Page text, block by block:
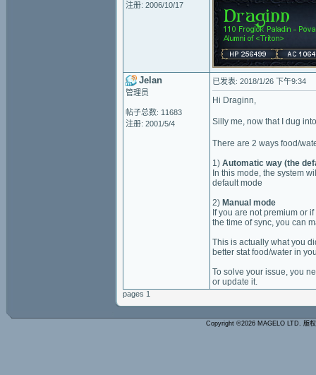
注册: 2006/10/17
Jelan
管理员
帖子总数: 11683
注册: 2001/5/4
已发表: 2018/1/26 下午9:34
Hi Draginn,
Silly me, now that I dug
There are 2 ways food/
1) Automatic way (the
In this mode, the system
default mode
2) Manual mode
If you are not premium or
the time of sync, you can
This is actually what you
better stat food/water in
To solve your issue, you
or update it.
pages 1
Copyright ©2026 MAGELO LTD. 版